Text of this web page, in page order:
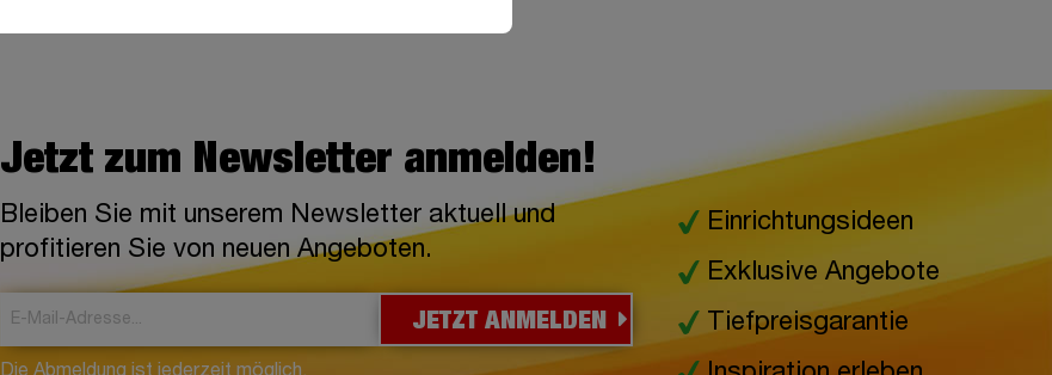
Jetzt zum Newsletter anmelden!
Bleiben Sie mit unserem Newsletter aktuell und
profitieren Sie von neuen Angeboten.
JETZT ANMELDEN
Einrichtungsideen
Exklusive Angebote
Tiefpreisgarantie